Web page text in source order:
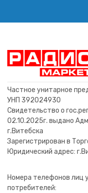
Частное унитарное
УНП 392024930
Свидетельство о
02.10.2025г. выдано
г.Витебска
Зарегистрирован в
Юридический адрес:
Номера телефонов лиц
потребителей: